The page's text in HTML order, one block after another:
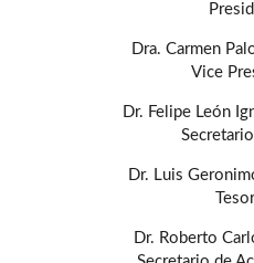
Dra. Carmen
Vice
Dr. Felipe León
Dr. Luis
Dr. Roberto